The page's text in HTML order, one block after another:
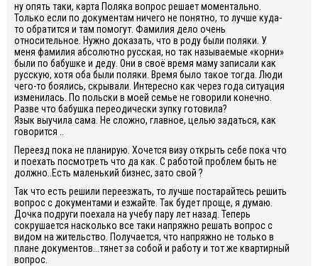
ну опять таки, карта Поляка вопрос решает моментально.
Только если по документам ничего не понятно, то лучше куда-
то обратится и там помогут. Фамилия дело очень
относительное. Нужно доказать, что в роду были поляки. У
меня фамилия абсолютно русская, но так называемые «корни»
были по бабушке и деду. Они в своё время маму записали как
русскую, хотя оба были поляки. Время было такое тогда. Люди
чего-то боялись, скрывали. Интересно как через года ситуация
изменилась. По польски в моей семье не говорили конечно.
Разве что бабушка переодически зупку готовила?
Язык выучила сама. Не сложно, главное, целью задаться, как
говорится ..
Переезд пока не планирую. Хочется визу открыть себе пока что
и поехать посмотреть что да как. С работой проблем быть не
должно..Есть маленький бизнес, зато свой ?
Так что есть решили переезжать, то лучше постарайтесь решить
вопрос с документами и езжайте. Так будет проще, я думаю.
Дочка подруги поехала на учебу пару лет назад. Теперь
сокрушается насколько все таки напряжно решать вопрос с
видом на жительство. Получается, что напряжно не только в
плане документов...тянет за собой и работу и тот же квартирный
вопрос.